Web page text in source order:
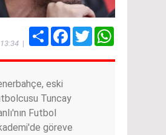
|
Share FacebookTwitter
eski
Tuncay
Futbol
göreve